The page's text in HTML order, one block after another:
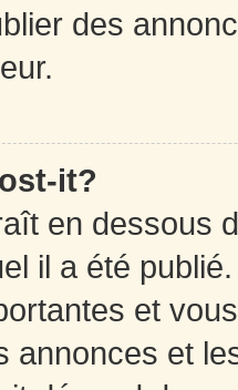
des
it?
en dessous
il a été
et
annonces et